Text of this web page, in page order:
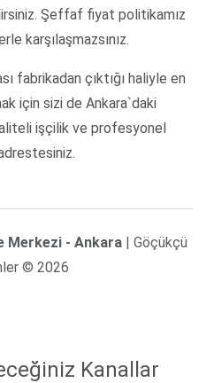
Şeffaf fiyat politikamız
karşılaşmazsınız.
fabrikadan çıktığı haliyle en
için sizi de Ankara`daki
işçilik ve profesyonel
Merkezi - Ankara | Göçükçü
© 2026
Kanallar